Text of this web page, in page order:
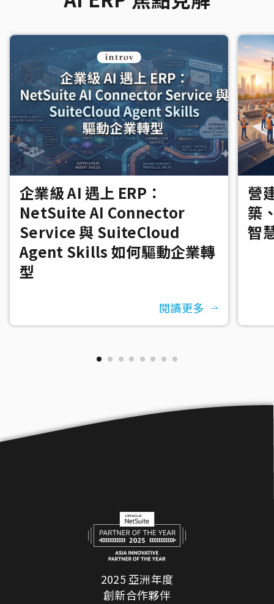
企業級 AI 遇上 ERP：
NetSuite AI Connector
Service 與 SuiteCloud
Agent Skills 如何驅動企業轉
型
閱讀更多
營
築
智
2025 亞洲年度
創新合作夥伴